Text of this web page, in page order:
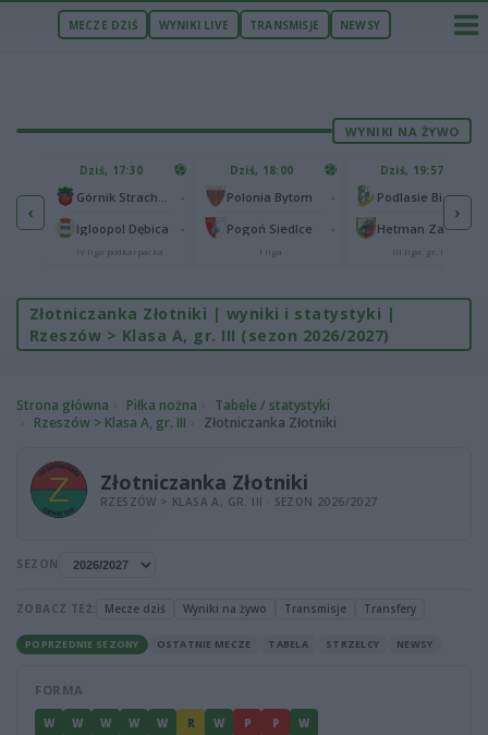
MECZE DZIŚ WYNIKI LIVE TRANSMISJE NEWSY
WYNIKI NA ŻYWO
‹
65
25
Dziś, 17:30
Igloopol Dębica
IV liga podkarpacka
Dziś, 18:00
Polonia Bytom
Pogoń Siedlce
I liga
Dziś, 19:57
Podlasie Biała Podlaska
Hetman Zamość
III liga, gr. IV
›
Złotniczanka Złotniki | wyniki i statystyki |
Rzeszów > Klasa A, gr. III (sezon 2026/2027)
Strona główna Piłka nożna
Tabele / statystyki
Rzeszów > Klasa A, gr. III
Złotniczanka Złotniki
Złotniczanka Złotniki
RZESZÓW > KLASA A, GR. III · SEZON 2026/2027
SEZON
ZOBACZ TEŻ: Mecze dziś Wyniki na żywo Transmisje Transfery
POPRZEDNIE SEZONY OSTATNIE MECZE TABELA STRZELCY NEWSY
FORMA
W W W W W R W P P W